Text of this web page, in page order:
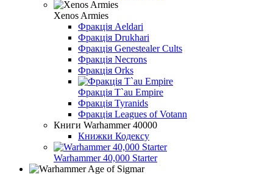
Xenos Armies
Фракція Aeldari
Фракція Drukhari
Фракція Genestealer Cults
Фракція Necrons
Фракція Orks
Фракція T`au Empire
Фракція Tyranids
Фракція Leagues of Votann
Книги Warhammer 40000
Книжки Кодексу
Warhammer 40,000 Starter